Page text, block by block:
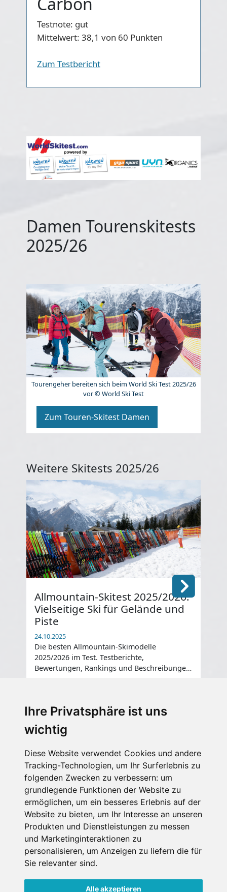
Ihre Privatsphäre ist uns
wichtig
Diese Website verwendet Cookies und andere
Tracking-Technologien, um Ihr Surferlebnis zu
folgenden Zwecken zu verbessern: um
grundlegende Funktionen der Website zu
ermöglichen, um ein besseres Erlebnis auf der
Website zu bieten, um Ihr Interesse an unseren
Produkten und Dienstleistungen zu messen
und Marketinginteraktionen zu
personalisieren, um Anzeigen zu liefern die für
Sie relevanter sind.
Alle akzeptieren
Testnote: gut
Mittelwert: 38,1 von 60 Punkten
Zum Testbericht
Damen Tourenskitests
2025/26
Tourengeher bereiten sich beim World Ski Test 2025/26
vor © World Ski Test
Zum Touren-Skitest Damen
Weitere Skitests 2025/26
Allmountain-Skitest 2025/2026:
Vielseitige Ski für Gelände und
Piste
24.10.2025
Die besten Allmountain-Skimodelle
2025/2026 im Test. Testberichte,
Bewertungen, Rankings und Beschreibungen